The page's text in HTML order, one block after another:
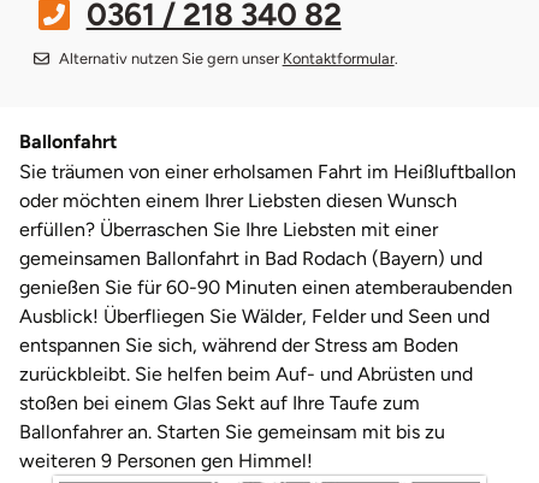
0361 / 218 340 82
Alternativ nutzen Sie gern unser Kontaktformular.
Ballonfahrt
Sie träumen von einer erholsamen Fahrt im Heißluftballon
oder möchten einem Ihrer Liebsten diesen Wunsch
erfüllen? Überraschen Sie Ihre Liebsten mit einer
gemeinsamen Ballonfahrt in Bad Rodach (Bayern) und
genießen Sie für 60-90 Minuten einen atemberaubenden
Ausblick! Überfliegen Sie Wälder, Felder und Seen und
entspannen Sie sich, während der Stress am Boden
zurückbleibt. Sie helfen beim Auf- und Abrüsten und
stoßen bei einem Glas Sekt auf Ihre Taufe zum
Ballonfahrer an. Starten Sie gemeinsam mit bis zu
weiteren 9 Personen gen Himmel!
Ruhrgebiet
Sömmerda
Weimar
sächsische Schweiz
Weißenfels